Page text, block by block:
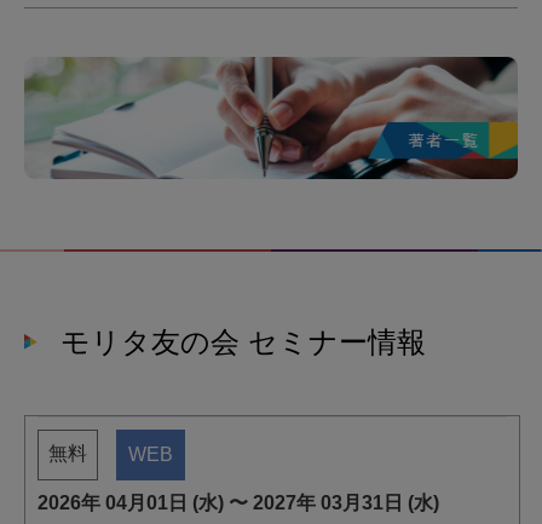
モリタ友の会 セミナー情報